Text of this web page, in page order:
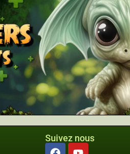
Suivez nous